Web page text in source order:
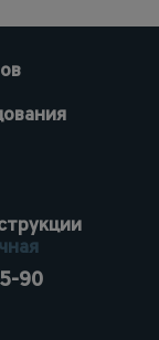
90